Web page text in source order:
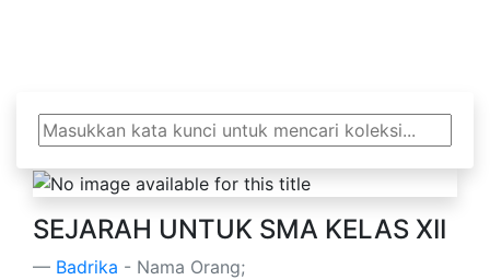
SEJARAH UNTUK SMA KELAS XII
Badrika - Nama Orang;